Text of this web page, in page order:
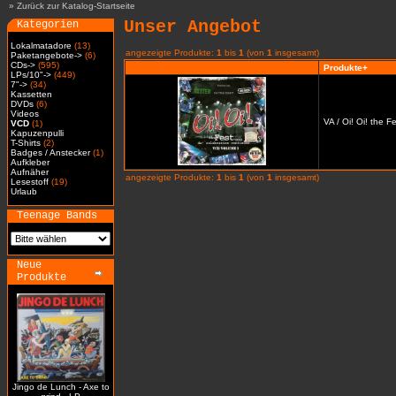
» Zurück zur Katalog-Startseite
Kategorien
Lokalmatadore (13)
Paketangebote-> (6)
CDs-> (595)
LPs/10"-> (449)
7"-> (34)
Kassetten
DVDs (6)
Videos
VCD (1)
Kapuzenpulli
T-Shirts (2)
Badges / Anstecker(1)
Aufkleber
Aufnäher
Lesestoff (19)
Urlaub
Teenage Bands
Neue
Produkte
Jingo de Lunch - Axe to
Unser Angebot
angezeigte Produkte: 1 bis 1 (von 1 insgesamt)
Produkte+
VA / Oi! Oi! the
angezeigte Produkte: 1 bis 1 (von 1 insgesamt)